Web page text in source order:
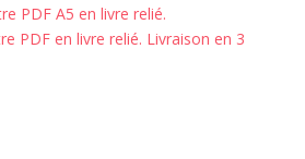
PDF A5 en livre relié.
PDF en livre relié. Livraison en 3